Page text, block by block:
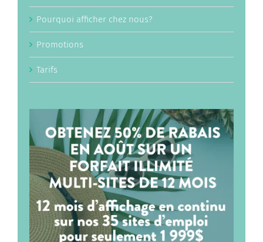
Pourquoi afficher chez nous?
Promotions
Tarifs